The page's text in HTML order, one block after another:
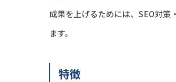
成果を上げるためには、SEO対
ます。
特徴